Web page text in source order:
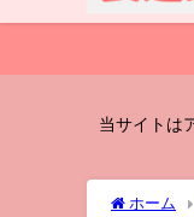
当サイトは
ホーム